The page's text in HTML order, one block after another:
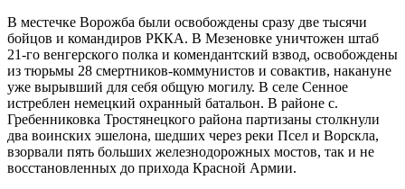
В местечке Ворожба были освобождены сразу две тысячи
бойцов и командиров РККА. В Мезеновке уничтожен штаб
21-го венгерского полка и комендантский взвод, освобождены
из тюрьмы 28 смертников-коммунистов и совактив, накануне
уже вырывший для себя общую могилу. В селе Сенное
истреблен немецкий охранный батальон. В районе с.
Гребенниковка Тростянецкого района партизаны столкнули
два воинских эшелона, шедших через реки Псел и Ворскла,
взорвали пять больших железнодорожных мостов, так и не
восстановленных до прихода Красной Армии.